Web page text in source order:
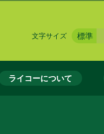
ライコーについて
文字サイズ 標準